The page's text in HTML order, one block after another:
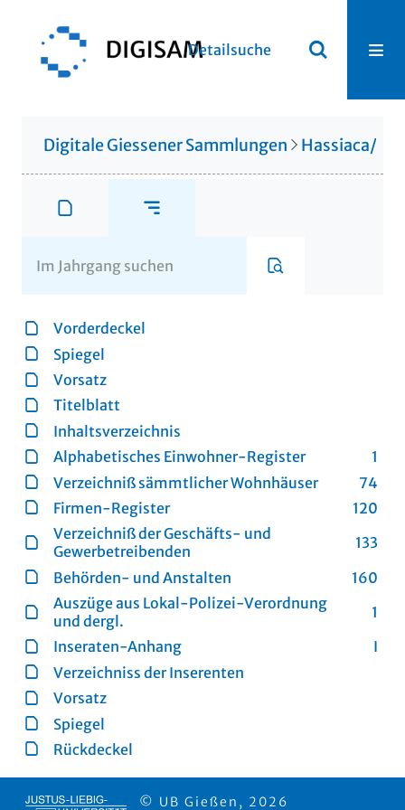
Detailsuche
Digitale Giessener Sammlungen Hassiaca/
Vorderdeckel
Spiegel
Vorsatz
Titelblatt
Inhaltsverzeichnis
1
Alphabetisches Einwohner-Register
74
Verzeichniß sämmtlicher Wohnhäuser
120
Firmen-Register
133
Verzeichniß der Geschäfts- und
Gewerbetreibenden
160
Behörden- und Anstalten
1
Auszüge aus Lokal-Polizei-Verordnung
und dergl.
I
Inseraten-Anhang
Verzeichniss der Inserenten
Vorsatz
Spiegel
Rückdeckel
© UB Gießen, 2026